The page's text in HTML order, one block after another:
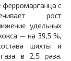
ферромарганца с
рост
удельных
— на 39,5 %,
шихты и
в 2,5 раза.